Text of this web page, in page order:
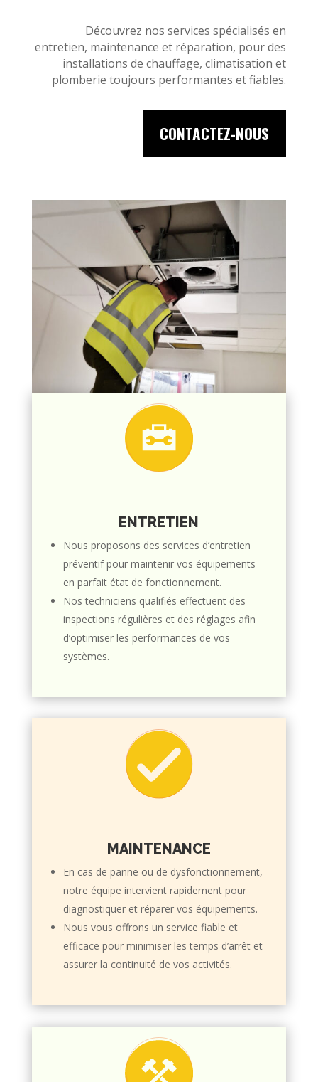
Découvrez nos services spécialisés en
entretien, maintenance et réparation, pour des
installations de chauffage, climatisation et
plomberie toujours performantes et fiables.
CONTACTEZ-NOUS
ENTRETIEN
Nous proposons des services d’entretien
préventif pour maintenir vos équipements
en parfait état de fonctionnement.
Nos techniciens qualifiés effectuent des
inspections régulières et des réglages afin
d’optimiser les performances de vos
systèmes.
MAINTENANCE
En cas de panne ou de dysfonctionnement,
notre équipe intervient rapidement pour
diagnostiquer et réparer vos équipements.
Nous vous offrons un service fiable et
efficace pour minimiser les temps d’arrêt et
assurer la continuité de vos activités.